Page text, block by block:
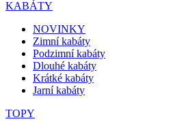
KABÁTY
NOVINKY
Zimní kabáty
Podzimní kabáty
Dlouhé kabáty
Krátké kabáty
Jarní kabáty
TOPY